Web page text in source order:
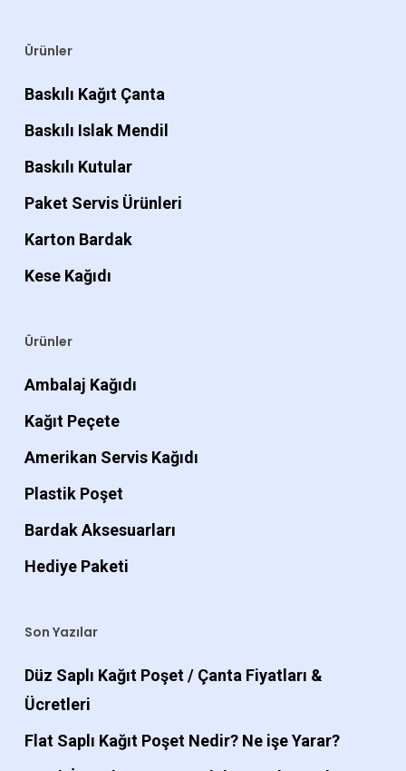
Ürünler
Baskılı Kağıt Çanta
Baskılı Islak Mendil
Baskılı Kutular
Paket Servis Ürünleri
Karton Bardak
Kese Kağıdı
Ürünler
Ambalaj Kağıdı
Kağıt Peçete
Amerikan Servis Kağıdı
Plastik Poşet
Bardak Aksesuarları
Hediye Paketi
Son Yazılar
Düz Saplı Kağıt Poşet / Çanta Fiyatları &
Ücretleri
Flat Saplı Kağıt Poşet Nedir? Ne işe Yarar?